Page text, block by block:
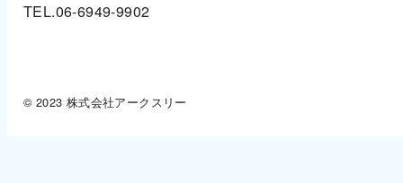
TEL.06-6949-9902
© 2023 株式会社アークスリー